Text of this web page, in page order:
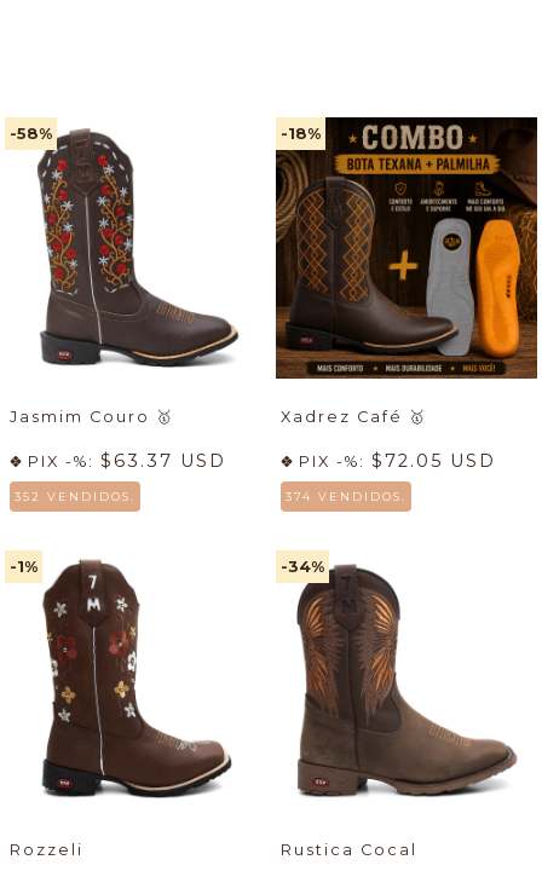
-58%
Jasmim Couro 🥇
PIX -%: $63.37 USD
352 VENDIDOS.
-18%
Xadrez Café 🥇
PIX -%: $72.05 USD
374 VENDIDOS.
-1%
Rozzeli
-34%
Rustica Cocal